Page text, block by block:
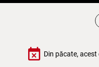
event_busy Din păcate,